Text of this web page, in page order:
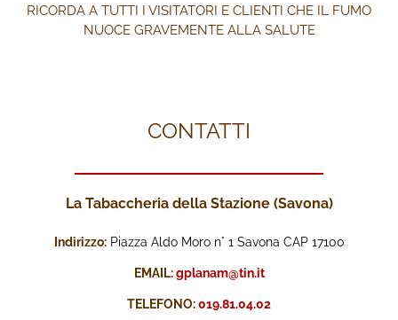
RICORDA A TUTTI I VISITATORI E CLIENTI CHE IL FUMO
NUOCE GRAVEMENTE ALLA SALUTE
CONTATTI
La Tabaccheria della Stazione (Savona)
Indirizzo:Piazza Aldo Moro n° 1 Savona CAP 17100
EMAIL: gplanam@tin.it
TELEFONO:019.81.04.02